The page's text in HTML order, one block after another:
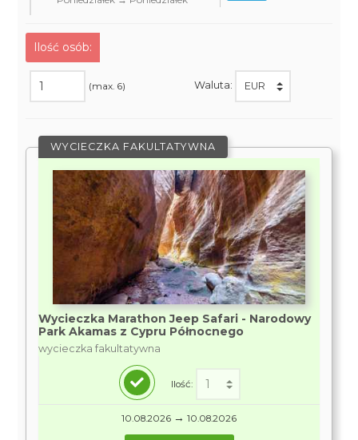
Ilość osób:
(max. 6) Waluta:
WYCIECZKA FAKULTATYWNA
Wycieczka Marathon Jeep Safari - Narodowy
Park Akamas z Cypru Północnego
wycieczka fakultatywna
Ilość:
10.08.2026 → 10.08.2026